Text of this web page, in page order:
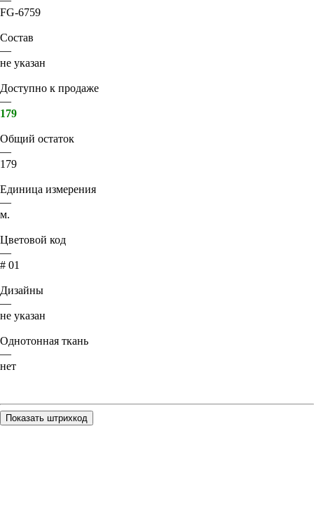
FG-6759
Состав
—
не указан
Доступно к продаже
—
179
Общий остаток
—
179
Единица измерения
—
м.
Цветовой код
—
# 01
Дизайны
—
не указан
Однотонная ткань
—
нет
Показать штрихкод